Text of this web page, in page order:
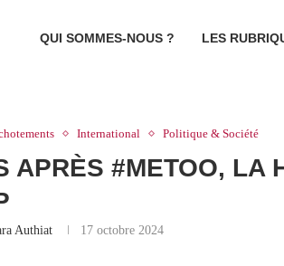
QUI SOMMES-NOUS ? LES
International Politique & Société
APRÈS #METOO, LA
Authiat 17 octobre 2024